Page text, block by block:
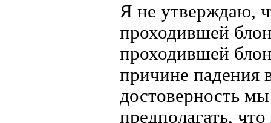
Я не утверждаю,
проходившей
проходившей
причине падения
достоверность
предполагать,